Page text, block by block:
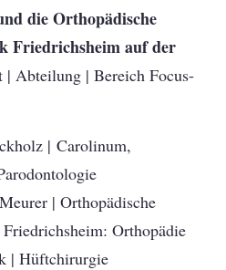
die Orthopädische
Friedrichsheimauf der
| Abteilung | Bereich Focus-
| Carolinum,
| Orthopädische
Orthopädie
| Hüftchirurgie